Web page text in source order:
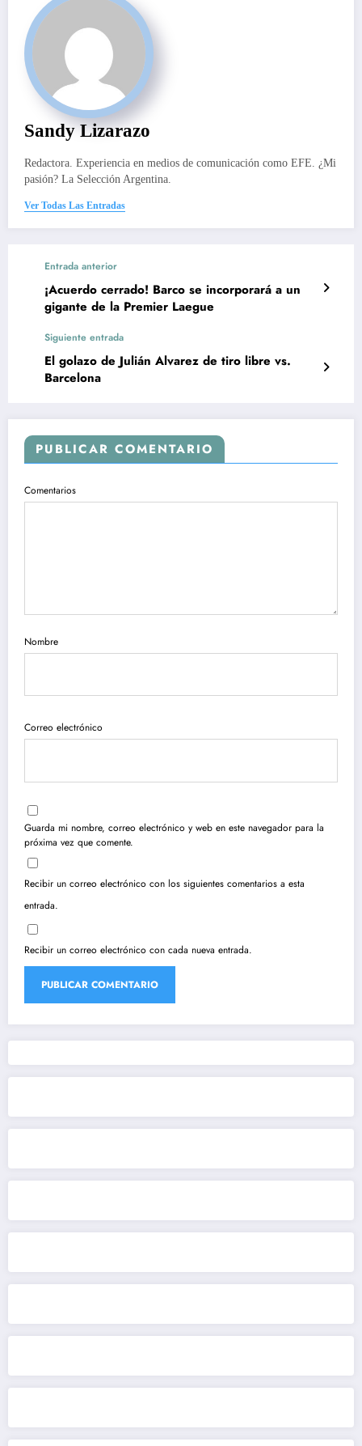
Sandy Lizarazo
Redactora. Experiencia en medios de comunicación como EFE. ¿Mi
pasión? La Selección Argentina.
Ver Todas Las Entradas
Entrada anterior
¡Acuerdo cerrado! Barco se incorporará a un
gigante de la Premier Laegue
Siguiente entrada
El golazo de Julián Alvarez de tiro libre vs.
Barcelona
PUBLICAR COMENTARIO
Comentarios
Nombre
Correo electrónico
Guarda mi nombre, correo electrónico y web en este navegador para la
próxima vez que comente.
Recibir un correo electrónico con los siguientes comentarios a esta
entrada.
Recibir un correo electrónico con cada nueva entrada.